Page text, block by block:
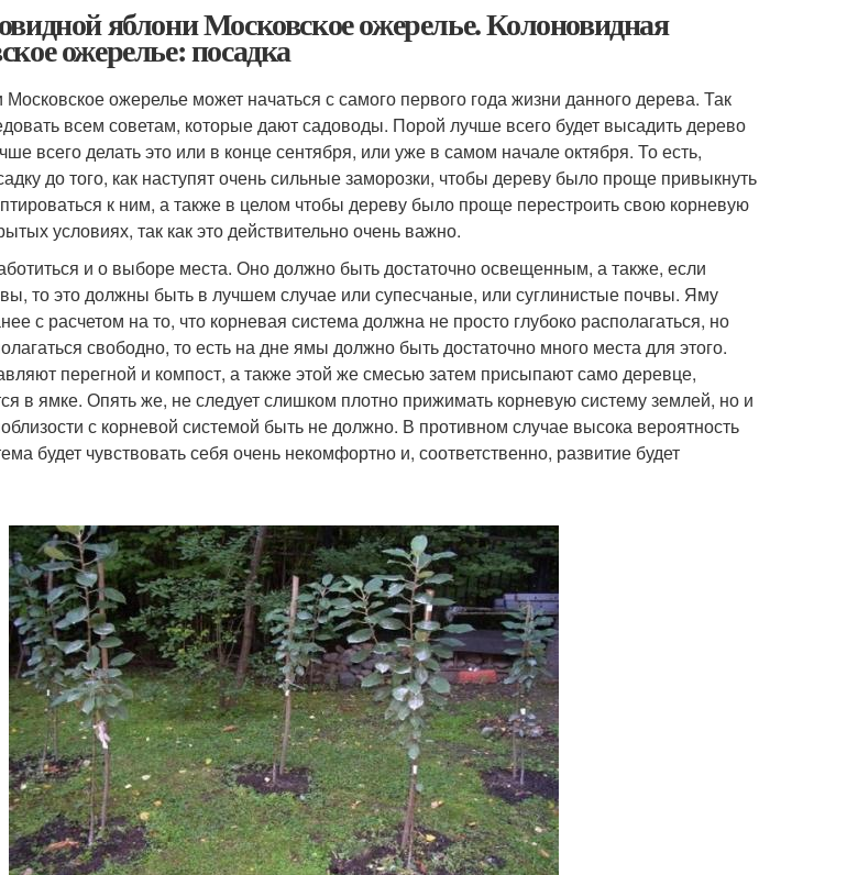
яблони Московское ожерелье. Колоновидная
ожерелье: посадка
ожерелье может начаться с самого первого года жизни данного дерева. Так
всем советам, которые дают садоводы. Порой лучше всего будет высадить дерево
всего делать это или в конце сентября, или уже в самом начале октября. То есть,
до того, как наступят очень сильные заморозки, чтобы дереву было проще привыкнуть
к ним, а также в целом чтобы дереву было проще перестроить свою корневую
условиях, так как это действительно очень важно.
и о выборе места. Оно должно быть достаточно освещенным, а также, если
то это должны быть в лучшем случае или супесчаные, или суглинистые почвы. Яму
с расчетом на то, что корневая система должна не просто глубоко располагаться, но
свободно, то есть на дне ямы должно быть достаточно много места для этого.
перегной и компост, а также этой же смесью затем присыпают само деревце,
в ямке. Опять же, не следует слишком плотно прижимать корневую систему землей, но и
с корневой системой быть не должно. В противном случае высока вероятность
будет чувствовать себя очень некомфортно и, соответственно, развитие будет